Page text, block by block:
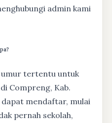
admin kami
umur tertentu untuk
Compreng, Kab.
dapat mendaftar, mulai
pernah sekolah,